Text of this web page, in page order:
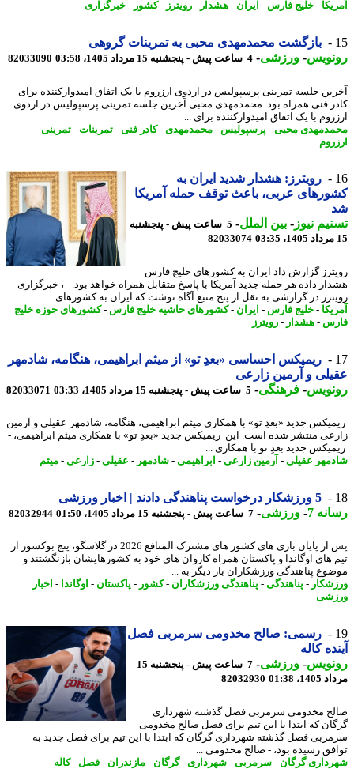
- خلیج فارس-ایران - هشدار-رویترز-کشور-خبرگزاری
بازگشت محمدمهدی محبی به تمرینات گروهی
-ورزشی-4 ساعت پیش - پنجشنبه 15 مرداد 1405، 03:58 82033090
جلسه تمرینی پرسپولیس در اردوی ارزروم با یک اتفاق امیدوارکننده برای
فنی همراه بود. محمدمهدی محبی آخرین جلسه تمرینی پرسپولیس در اردوی
با یک اتفاق امیدوارکننده برای ...
محبی-پرسپولیس-محمدمهدی-کادر فنی -تمرینات -تمرینی-
رویترز: هشدار شدید ایران به
عربی، باعث توقف حمله آمریکا
نیوز-بین الملل- 5 ساعت پیش - پنجشنبه
82033074
گزارش داد ایران به کشورهای خلیج فارس
داده هر حمله جدید آمریکا با پاسخ متقابل همراه خواهد بود. - ، خبرگزاری
در گزارشی به نقل از پنج منبع آگاه نوشت که ایران به کشورهای ...
- خلیج فارس-ایران - کشورهای حاشیه خلیج فارس-کشورهای حوزه خلیج
-هشدار-رویترز
ریمیکس احساسی «بعدِ تو» از میثم ابراهیمی، هنگامه، شادمهر
و آرمین زارعی
-فرهنگی-5 ساعت پیش - پنجشنبه 15 مرداد 1405، 03:33 82033071
جدید «بعدِ تو» با همکاری میثم ابراهیمی، هنگامه، شادمهر عقیلی و آرمین
منتشر شده است. این ریمیکس جدید «بعدِ تو» با همکاری میثم ابراهیمی، -
جدید بعدِ تو با همکاری ...
عقیلی-آرمین زارعی-ابراهیمی-شادمهر-عقیلی-زارعی-میثم
5 ورزشکار درخواست پناهندگی دادند | اخبار ورزشی
7
-ورزشی-7 ساعت پیش - پنجشنبه 15 مرداد 1405، 01:50 82032944
پس از پایان بازی های کشور های مشترک المنافع 2026 در گلاسگو، پنج بوکسور از
های اوگاندا و پاکستان همراه کاروان های خود به کشورهایشان بازنگشتند و
پناهندگی ورزشکاران بار دیگر به ...
-پناهندگی-پناهندگی ورزشکاران- کشور-پاکستان-اوگاندا-اخبار
رسمی: صالح مخدومی سرمربی فصل
کاله
-ورزشی-
7 ساعت پیش - پنجشنبه 15
01:38
82032930
مخدومی سرمربی فصل گذشته شهرداری
که ابتدا با این تیم برای فصل صالح مخدومی
فصل گذشته شهرداری گرگان که ابتدا با این تیم برای فصل جدید به
رسیده بود، - صالح مخدومی ...
گرگان -سرمربی- شهرداری- گرگان -مازندران- فصل-کاله